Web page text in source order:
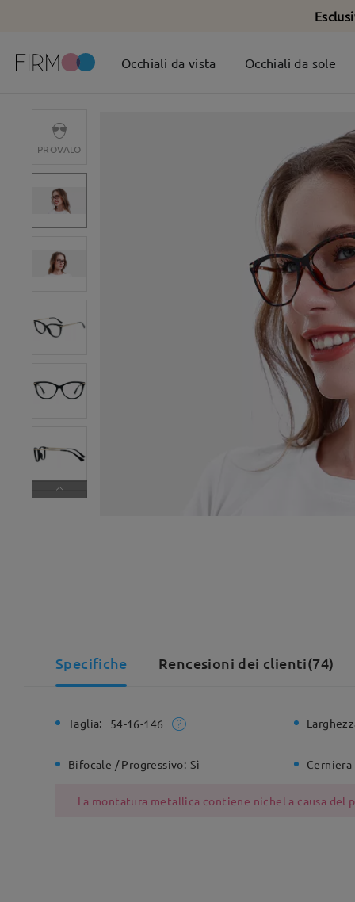
Occhiali da vista Occhiali da sole
PROVALO
Specifiche Rencesioni dei clienti(74)
Taglia: 54-16-146
Bifocale / Progressivo: Sì Cerniera
La montatura metallica contiene nichel a causa